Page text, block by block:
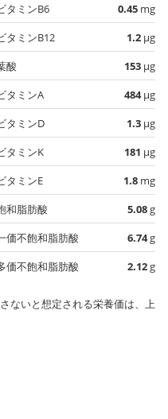
タミンB6
0.45 mg
タミンB12
1.2 µg
酸
153 µg
タミンA
484µg
タミンD
1.3 µg
タミンK
181 µg
タミンE
1.8 mg
和脂肪酸
5.08g
価不飽和脂肪酸
6.74g
価不飽和脂肪酸
2.12g
ないと想定される栄養価は、上